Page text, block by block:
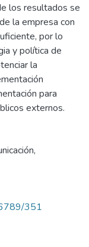
los resultados se
la empresa con
por lo
y política de
la
para
externos.
,
351